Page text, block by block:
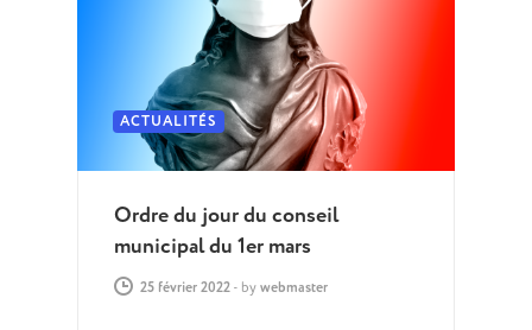
ACTUALITÉS
Ordre du jour du conseil
municipal du 1er mars
25 février 2022- by webmaster